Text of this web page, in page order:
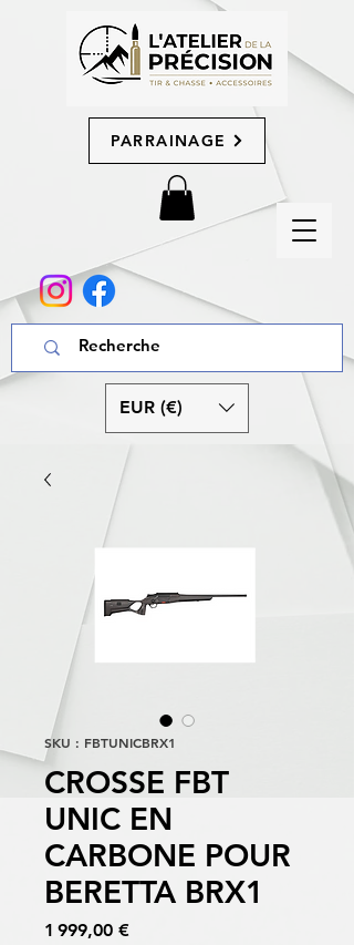
PARRAINAGE
EUR (€)
SKU : FBTUNICBRX1
CROSSE FBT
UNIC EN
CARBONE POUR
BERETTA BRX1
1 999,00 €Prix